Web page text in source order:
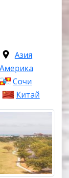
Азия
Сочи
Китай